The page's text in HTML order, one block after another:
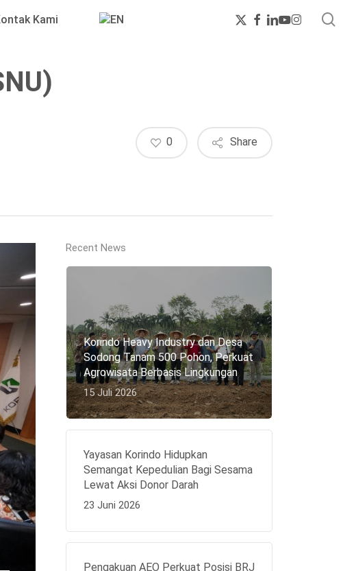
Kami
x-
twitter
facebook
linkedin
youtube
instagram
Share
0
Recent News
Korindo Heavy Industry dan Desa
Sodong Tanam 500 Pohon, Perkuat
Agrowisata Berbasis Lingkungan
15 Juli 2026
Yayasan Korindo Hidupkan
Semangat Kepedulian Bagi Sesama
Lewat Aksi Donor Darah
23 Juni 2026
Pengakuan AEO Perkuat Posisi BRJ